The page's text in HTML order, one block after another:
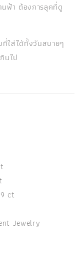
ฟ้า ต้องการลุคที่ดู
ที่ใส่ได้ทั้งวันสบายๆ
นไป
ct
Jewelry